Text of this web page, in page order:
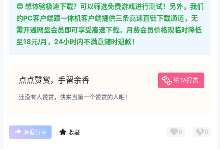
😍 想体验极速下载？可以筛选免费游戏进行测试！另外，我们
的PC客户端跟一体机客户端提供三条高速直链下载通道，无
需开通网盘会员即可享受高速下载。月费会员价格现临时降低
至18元/月，24小时内不满意随时退款！
点点赞赏，手留余香 给TA打赏
还没有人赞赏，快来当第一个赞赏的人吧！
海报分享 收藏 0 0